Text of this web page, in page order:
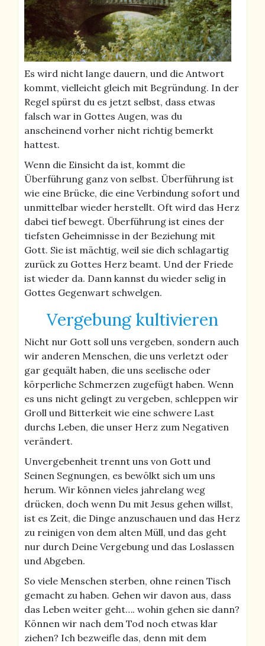
wuestenfux / pixelio.de
Es wird nicht lange dauern, und die Antwort
kommt, vielleicht gleich mit Begründung. In der
Regel spürst du es jetzt selbst, dass etwas
falsch war in Gottes Augen, was du
anscheinend vorher nicht richtig bemerkt
hattest.
Wenn die Einsicht da ist, kommt die
Überführung ganz von selbst. Überführung ist
wie eine Brücke, die eine Verbindung sofort und
unmittelbar wieder herstellt. Oft wird das Herz
dabei tief bewegt. Überführung ist eines der
tiefsten Geheimnisse in der Beziehung mit
Gott. Sie ist mächtig, weil sie dich schlagartig
zurück zu Gottes Herz beamt. Und der Friede
ist wieder da. Dann kannst du wieder selig in
Gottes Gegenwart schwelgen.
Vergebung kultivieren
Nicht nur Gott soll uns vergeben, sondern auch
wir anderen Menschen, die uns verletzt oder
gar gequält haben, die uns seelische oder
körperliche Schmerzen zugefügt haben. Wenn
es uns nicht gelingt zu vergeben, schleppen wir
Groll und Bitterkeit wie eine schwere Last
durchs Leben, die unser Herz zum Negativen
verändert.
Unvergebenheit trennt uns von Gott und
Seinen Segnungen, es bewölkt sich um uns
herum. Wir können vieles jahrelang weg
drücken, doch wenn Du mit Jesus gehen willst,
ist es Zeit, die Dinge anzuschauen und das Herz
zu reinigen von dem alten Müll, und das geht
nur durch Deine Vergebung und das Loslassen
und Abgeben.
So viele Menschen sterben, ohne reinen Tisch
gemacht zu haben. Gehen wir davon aus, dass
das Leben weiter geht…. wohin gehen sie dann?
Können wir nach dem Tod noch etwas klar
ziehen? Ich bezweifle das, denn mit dem